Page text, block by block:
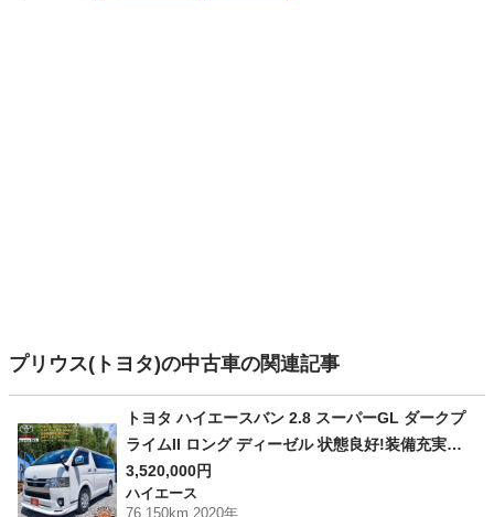
プリウス(トヨタ)の中古車の関連記事
トヨタ ハイエースバン 2.8 スーパーGL ダークプ
ライムII ロング ディーゼル 状態良好!装備充実の
特別仕様スーパーGL
3,520,000円
ハイエース
76,150km 2020年